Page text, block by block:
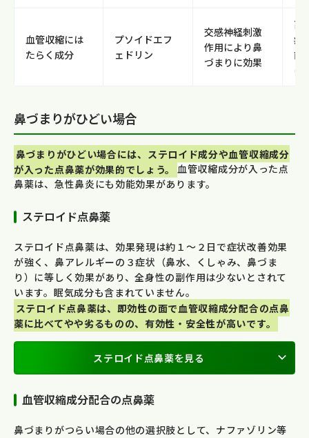
血管収縮には
たらく成分
プソイドエフ
ェドリン
交感神経刺激
作用により鼻
づまりに効果
高
病
能
は
鼻づまりがひどい場合
鼻づまりがひどい場合には、ステロイド成分や血管収縮成分
が入った点鼻薬が効果的でしょう。
血管収縮成分が入った点
鼻薬は、急性鼻炎にも効能効果があります。
ステロイド点鼻薬
ステロイド点鼻薬は、効果発現は約１〜２日で症状改善効果
が強く、鼻アレルギーの３症状（鼻水、くしゃみ、鼻づま
り）に等しく効果があり、全身性の副作用は少ないとされて
います。眠気成分も含まれていません。
ステロイド点鼻薬は、即効性の面で血管収縮成分配合の点鼻
薬に比べてやや劣るものの、有効性・安全性が高いです。
ステロイド点鼻薬を見る
血管収縮成分配合の点鼻薬
鼻づまりがつらい場合の他の選択肢として、ナファゾリン等